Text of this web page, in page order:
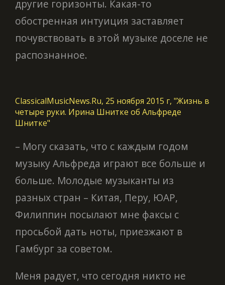
другие горизонты. Какая-то
обостренная интуиция заставляет
почувствовать в этой музыке доселе не
распознанное.
ClassicalMusicNews.Ru, 25 ноября 2015 г, "Жизнь в
четыре руки. Ирина Шнитке об Альфреде
Шнитке"
– Могу сказать, что с каждым годом
музыку Альфреда играют все больше и
больше. Молодые музыканты из
разных стран – Китая, Перу, ЮАР,
Филиппин посылают мне факсы с
просьбой дать ноты, приезжают в
Гамбург за советом.
Меня радует, что сегодня никто не